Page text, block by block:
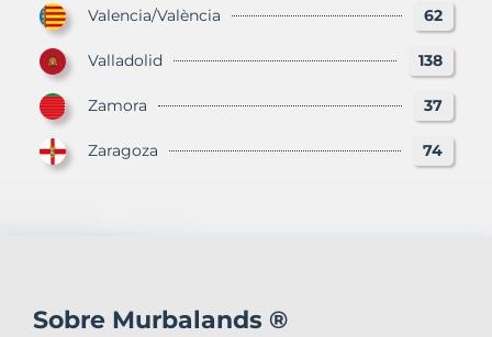
Valencia/València 62
Valladolid 138
Zamora 37
Zaragoza 74
Sobre Murbalands ®